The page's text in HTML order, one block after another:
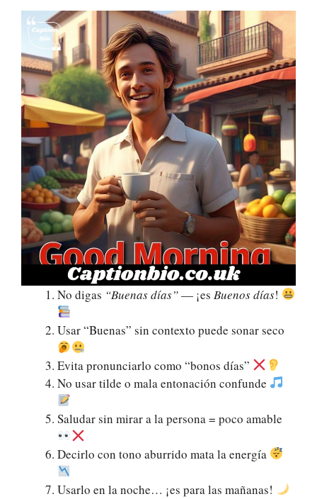
No digas “Buenas días”— ¡es Buenos días!
Usar “Buenas” sin contexto puede sonar seco
Evita pronunciarlo como “bonos días”
No usar tilde o mala entonación confunde
Saludar sin mirar a la persona = poco amable
Decirlo con tono aburrido mata la energía
Usarlo en la noche… ¡es para las mañanas!